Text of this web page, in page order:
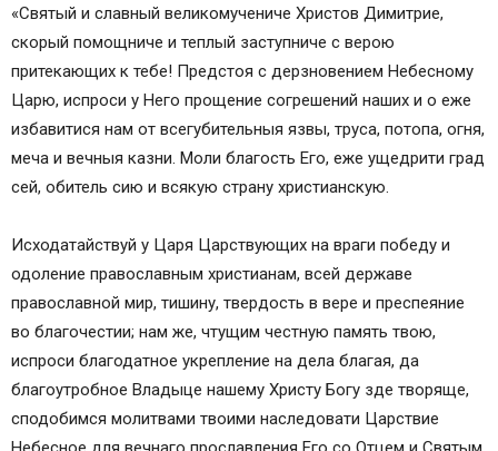
«Святый и славный великомучениче Христов Димитрие,
скорый помощниче и теплый заступниче с верою
притекающих к тебе! Предстоя с дерзновением Небесному
Царю, испроси у Него прощение согрешений наших и о еже
избавитися нам от всегубительныя язвы, труса, потопа, огня,
меча и вечныя казни. Моли благость Его, еже ущедрити град
сей, обитель сию и всякую страну христианскую.
Исходатайствуй у Царя Царствующих на враги победу и
одоление православным христианам, всей державе
православной мир, тишину, твердость в вере и преспеяние
во благочестии; нам же, чтущим честную память твою,
испроси благодатное укрепление на дела благая, да
благоутробное Владыце нашему Христу Богу зде творяще,
сподобимся молитвами твоими наследовати Царствие